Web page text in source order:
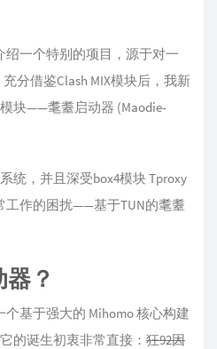
一个特别的项目，源于对一
分借鉴Clash MIX模块后，我新
块——耄耋启动器 (Maodie-
统，并且深受box4模块 Tproxy
工作的困扰——基于TUN的耄耋
？
基于强大的 Mihomo 核心构建
的诞生初衷非常直接： 狂92因